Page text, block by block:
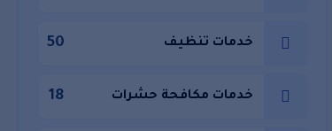
خدمات تنظيف 50
خدمات مكافحة حشرات 18